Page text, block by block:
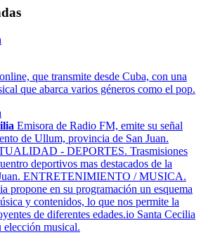
que transmite desde Cuba, con una
que abarca varios géneros como el pop.
Emisora de Radio FM, emite su señal
de Ullum, provincia de San Juan.
- DEPORTES. Trasmisiones
deportivos mas destacados de la
ENTRETENIMIENTO / MUSICA.
propone en su programación un esquema
y contenidos, lo que nos permite la
de diferentes edades.io Santa Cecilia
elección musical.